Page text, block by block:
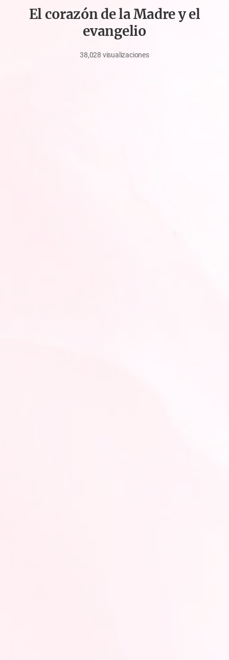
El corazón de la Madre y el
evangelio
febrero
38,028 visualizaciones